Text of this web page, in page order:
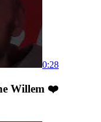
0:28
Willem ❤️